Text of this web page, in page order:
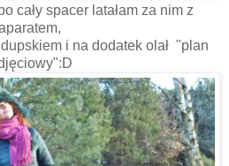
cały spacer latałam za nim z
i na dodatek olał "plan